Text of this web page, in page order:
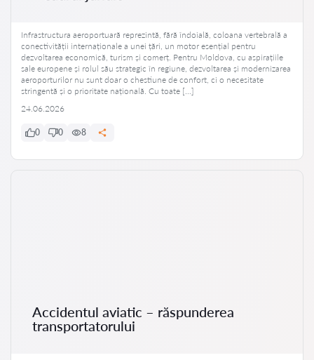
Infrastructura aeroportuară reprezintă, fără îndoială, coloana vertebrală a
conectivității internaționale a unei țări, un motor esențial pentru
dezvoltarea economică, turism și comerț. Pentru Moldova, cu aspirațiile
sale europene și rolul său strategic în regiune, dezvoltarea și modernizarea
aeroporturilor nu sunt doar o chestiune de confort, ci o necesitate
stringentă și o prioritate națională. Cu toate […]
24.06.2026
0 0 8
Accidentul aviatic – răspunderea
transportatorului